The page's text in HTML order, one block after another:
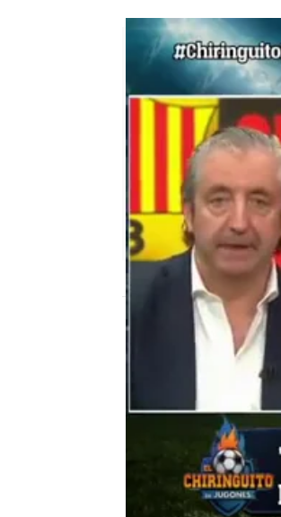
El Chiringuito
Madrid
Publicado: 03 de
Que
un
que